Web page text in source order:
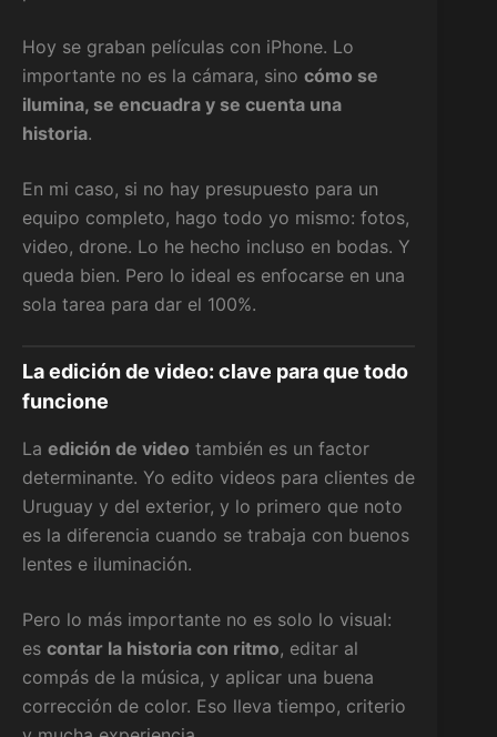
Hoy se graban películas con iPhone. Lo
importante no es la cámara, sino cómo se
ilumina, se encuadra y se cuenta una
historia.
En mi caso, si no hay presupuesto para un
equipo completo, hago todo yo mismo: fotos,
video, drone. Lo he hecho incluso en bodas. Y
queda bien. Pero lo ideal es enfocarse en una
sola tarea para dar el 100%.
La edición de video: clave para que todo
funcione
La edición de video también es un factor
determinante. Yo edito videos para clientes de
Uruguay y del exterior, y lo primero que noto
es la diferencia cuando se trabaja con buenos
lentes e iluminación.
Pero lo más importante no es solo lo visual:
es contar la historia con ritmo, editar al
compás de la música, y aplicar una buena
corrección de color. Eso lleva tiempo, criterio